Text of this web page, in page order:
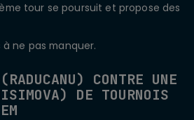
tour se poursuit et propose des
ne pas manquer.
CONTRE UNE
DE TOURNOIS